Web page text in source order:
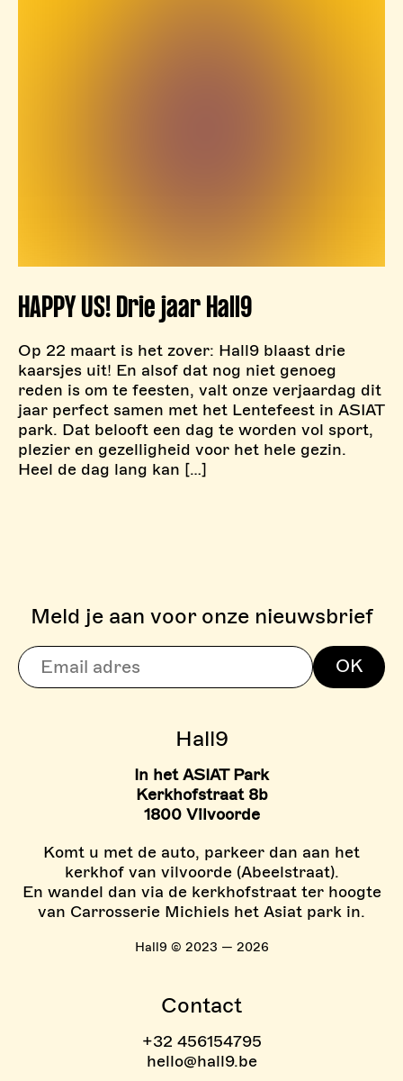
HAPPY US! Drie jaar Hall9
Op 22 maart is het zover: Hall9 blaast drie
kaarsjes uit! En alsof dat nog niet genoeg
reden is om te feesten, valt onze verjaardag dit
jaar perfect samen met het Lentefeest in ASIAT
park. Dat belooft een dag te worden vol sport,
plezier en gezelligheid voor het hele gezin.
Heel de dag lang kan […]
> BOULDERZONE
> TARIEVEN BOULDER
Hall9
In het ASIAT Park
Kerkhofstraat 8b
1800 Vilvoorde
Komt u met de auto, parkeer dan aan het
kerkhof van vilvoorde (Abeelstraat).
En wandel dan via de kerkhofstraat ter hoogte
van Carrosserie Michiels het Asiat park in.
Hall9 © 2023 — 2026
Contact
+32 456154795
hello@hall9.be
Meld je aan voor onze nieuwsbrief
OK